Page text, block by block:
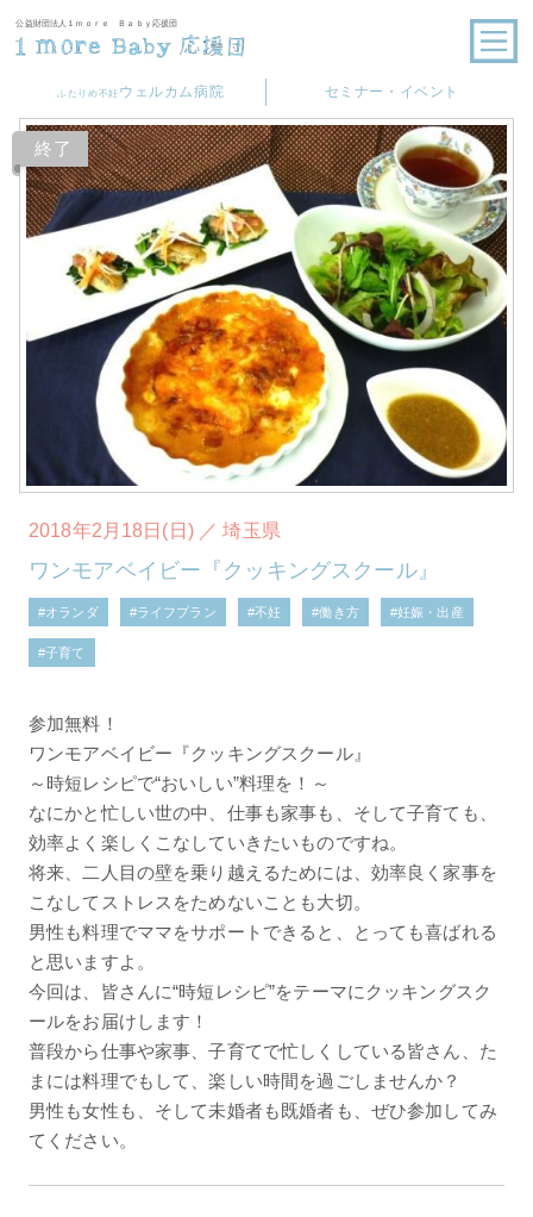
公益財団法人１ｍｏｒｅ Ｂａｂｙ応援団
ふたりめ不妊 ウェルカム病院 セミナー・イベント
終了
2018年2月18日(日) ／ 埼玉県
ワンモアベイビー『クッキングスクール』
#オランダ #ライフプラン #不妊 #働き方 #妊娠・出産
#子育て
参加無料！
ワンモアベイビー『クッキングスクール』
～時短レシピで“おいしい”料理を！～
なにかと忙しい世の中、仕事も家事も、そして子育ても、
効率よく楽しくこなしていきたいものですね。
将来、二人目の壁を乗り越えるためには、効率良く家事を
こなしてストレスをためないことも大切。
男性も料理でママをサポートできると、とっても喜ばれる
と思いますよ。
今回は、皆さんに“時短レシピ”をテーマにクッキングスク
ールをお届けします！
普段から仕事や家事、子育てで忙しくしている皆さん、た
まには料理でもして、楽しい時間を過ごしませんか？
男性も女性も、そして未婚者も既婚者も、ぜひ参加してみ
てください。